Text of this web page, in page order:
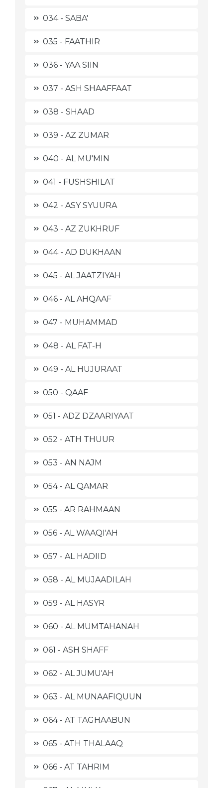
034 - SABA'
035 - FAATHIR
036 - YAA SIIN
037 - ASH SHAAFFAAT
038 - SHAAD
039 - AZ ZUMAR
040 - AL MU'MIN
041 - FUSHSHILAT
042 - ASY SYUURA
043 - AZ ZUKHRUF
044 - AD DUKHAAN
045 - AL JAATZIYAH
046 - AL AHQAAF
047 - MUHAMMAD
048 - AL FAT-H
049 - AL HUJURAAT
050 - QAAF
051 - ADZ DZAARIYAAT
052 - ATH THUUR
053 - AN NAJM
054 - AL QAMAR
055 - AR RAHMAAN
056 - AL WAAQI'AH
057 - AL HADIID
058 - AL MUJAADILAH
059 - AL HASYR
060 - AL MUMTAHANAH
061 - ASH SHAFF
062 - AL JUMU'AH
063 - AL MUNAAFIQUUN
064 - AT TAGHAABUN
065 - ATH THALAAQ
066 - AT TAHRIM